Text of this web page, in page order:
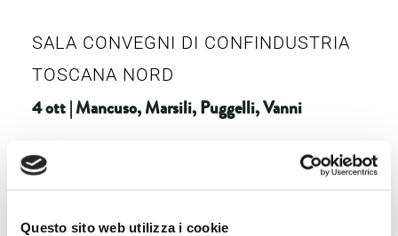
Questo sito web utilizza i cookie
SALA CONVEGNI DI CONFINDUSTRIA
TOSCANA NORD
4 ott | Mancuso, Marsili, Puggelli, Vanni
READ MORE